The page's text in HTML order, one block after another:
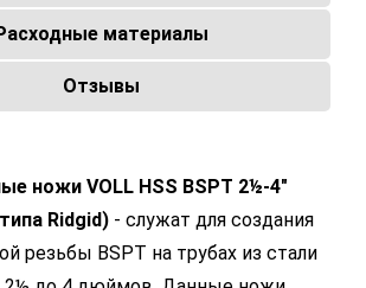
материалы
Отзывы
ножи VOLL HSS BSPT 2½-4"
Ridgid) - служат для создания
резьбы BSPT на трубах из стали